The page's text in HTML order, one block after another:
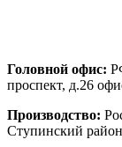
Головной офис:
проспект, д.26
Производство:
Ступинский